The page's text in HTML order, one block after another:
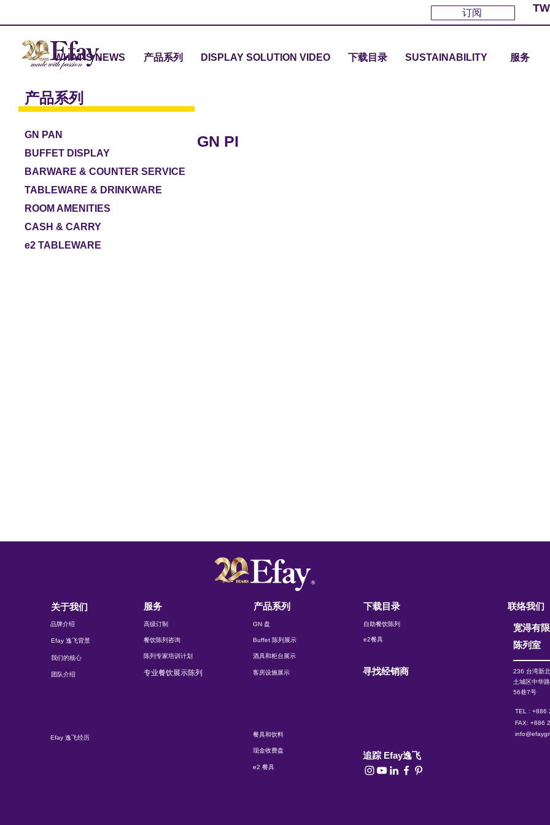
订阅
WHAT'S NEWS 产品系列 DISPLAY SOLUTION VIDEO 下载目录 SUSTAINABILITY 服务
产品系列
GN PAN
BUFFET DISPLAY
BARWARE & COUNTER SERVICE
TABLEWARE & DRINKWARE
ROOM AMENITIES
CASH & CARRY
e2 TABLEWARE
GN PI
关于我们
品牌介绍
Efay 逸飞背景
我们的核心
团队介绍
服务
高级订制
餐饮陈列咨询
陈列专家培训计划
专业餐饮展示陈列
产品系列
GN 盘
Buffet 陈列展示
下载目录
自助餐饮陈列
e2餐具
酒具和柜台展示
客房设施展示 寻找经销商
Efay 逸飞经历 餐具和饮料
现金收费盘
e2 餐具
追踪 Efay逸飞
联络我们
宽淂有
陈列室
236 台湾新
土城区中华
56巷7号
TEL : +886
FAX: +886